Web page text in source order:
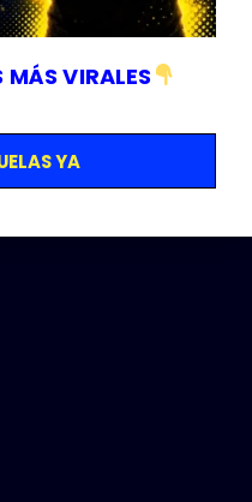
VIRALES
YA